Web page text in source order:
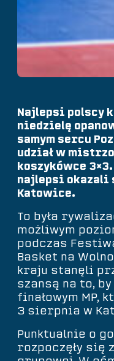
Najlepsi polscy
niedzielę
samym sercu
udział w
koszykówce
najlepsi okazali
Katowice.
To była
możliwym
podczas
Basket na
kraju stanęli
szansą na to,
finałowym MP,
3 sierpnia w
Punktualnie o
rozpoczęły się